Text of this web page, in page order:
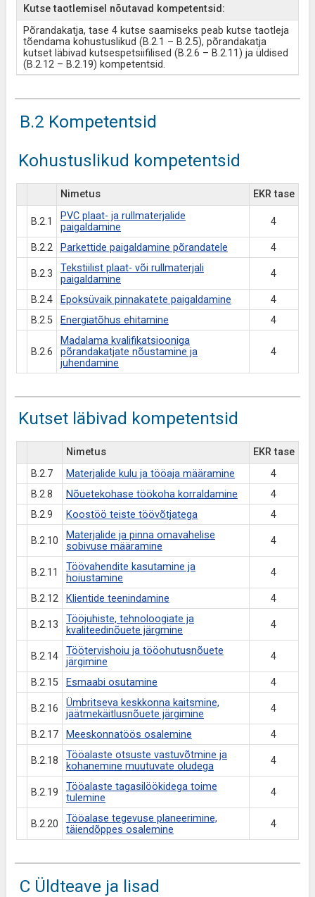
Kutse taotlemisel nõutavad kompetentsid:
Põrandakatja, tase 4 kutse saamiseks peab kutse taotleja
tõendama kohustuslikud (B.2.1 – B.2.5), põrandakatja
kutset läbivad kutsespetsiifilised (B.2.6 – B.2.11) ja üldised
(B.2.12 – B.2.19) kompetentsid.
B.2 Kompetentsid
Kohustuslikud kompetentsid
Nimetus EKR tase
B.2.1
PVC plaat- ja rullmaterjalide
paigaldamine
4
B.2.2 Parkettide paigaldamine põrandatele 4
B.2.3
Tekstiilist plaat- või rullmaterjali
paigaldamine
4
B.2.4 Epoksüvaik pinnakatete paigaldamine
4
B.2.5
Energiatõhus ehitamine 4
B.2.6
Madalama kvalifikatsiooniga
põrandakatjate nõustamine ja
juhendamine
4
Kutset läbivad kompetentsid
Nimetus
EKR tase
B.2.7
Materjalide kulu ja tööaja määramine
4
B.2.8
Nõuetekohase töökoha korraldamine
4
B.2.9
Koostöö teiste töövõtjatega 4
B.2.10
Materjalide ja pinna omavahelise
sobivuse määramine
4
B.2.11
Töövahendite kasutamine ja
hoiustamine
4
B.2.12 Klientide teenindamine 4
B.2.13
Tööjuhiste, tehnoloogiate ja
kvaliteedinõuete järgmine
4
B.2.14
Töötervishoiu ja tööohutusnõuete
järgimine
4
B.2.15 Esmaabi osutamine 4
B.2.16
Ümbritseva keskkonna kaitsmine,
jäätmekäitlusnõuete järgimine
4
B.2.17 Meeskonnatöös osalemine 4
B.2.18
Tööalaste otsuste vastuvõtmine ja
kohanemine muutuvate oludega
4
B.2.19
Tööalaste tagasilöökidega toime
tulemine
4
B.2.20
Tööalase tegevuse planeerimine,
täiendõppes osalemine
4
C Üldteave ja lisad